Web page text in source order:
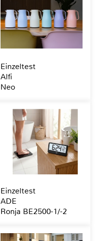
Einzeltest
Alfi
Neo
Einzeltest
ADE
Ronja BE2500-1/-2